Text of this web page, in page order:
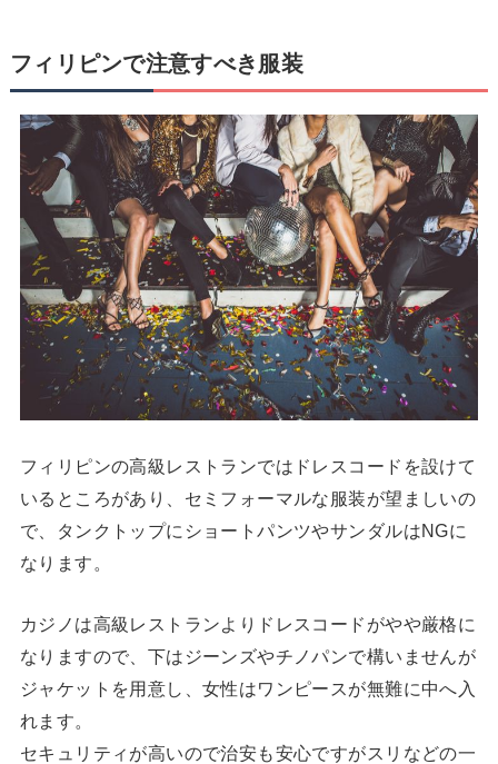
フィリピンで注意すべき服装
フィリピンの高級レストランではドレスコードを設けて
いるところがあり、セミフォーマルな服装が望ましいの
で、タンクトップにショートパンツやサンダルはNGに
なります。
カジノは高級レストランよりドレスコードがやや厳格に
なりますので、下はジーンズやチノパンで構いませんが
ジャケットを用意し、女性はワンピースが無難に中へ入
れます。
セキュリティが高いので治安も安心ですがスリなどの一